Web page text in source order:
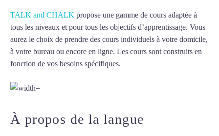
TALK and CHALK propose une gamme de cours adaptée à
tous les niveaux et pour tous les objectifs d’apprentissage. Vous
aurez le choix de prendre des cours individuels à votre domicile,
à votre bureau ou encore en ligne. Les cours sont construits en
fonction de vos besoins spécifiques.
À propos de la langue